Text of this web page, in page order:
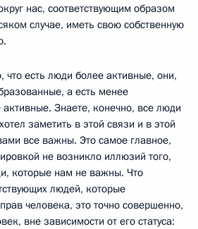
нас, соответствующим образом
случае, иметь свою собственную
что есть люди более активные, они,
а есть менее
Знаете, конечно, все люди
заметить в этой связи и в этой
все важны. Это самое главное,
не возникло иллюзий того,
которые нам не важны. Что
людей, которые
человека, это точно совершенно,
вне зависимости от его статуса: